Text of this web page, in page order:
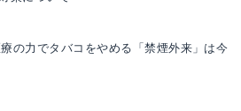
療の力でタバコをやめる「禁煙外来」は今